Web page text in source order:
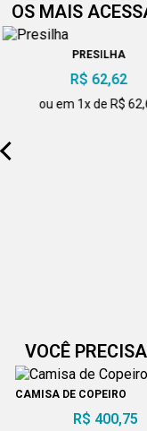
OS MAIS
PRESILHA
R$ 62,62
ou em 1x de R$
VOCÊ
CAMISA DE COPEIRO
R$ 400,75